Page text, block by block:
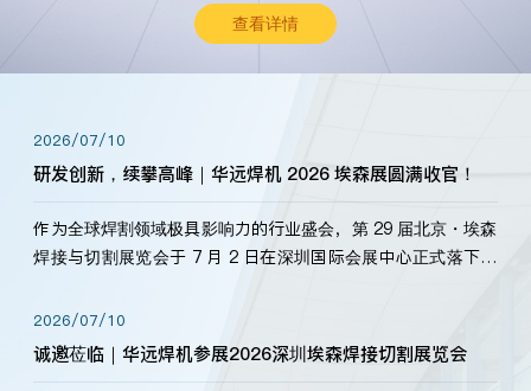
查看详情
2026/07/10
研发创新，续攀高峰｜华远焊机 2026 埃森展圆满收官！
作为全球焊割领域极具影响力的行业盛会，第 29 届北京・埃森
焊接与切割展览会于 7 月 2 日在深圳国际会展中心正式落下帷
标准，持之以恒研发新产品、新技术。新老客户、行业伙伴、
海内外客户为目睹公司发布的新产…
2026/07/10
诚邀莅临｜华远焊机参展2026深圳埃森焊接切割展览会